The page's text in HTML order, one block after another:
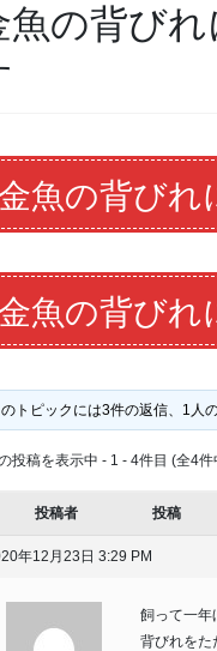
魚の背び
魚の背びれ
魚の背びれ
のトピックには3件の返信、1人
投稿を表示中 - 1 - 4件目 (全4件
投稿者 投稿
年12月23日 3:29 PM
飼って一年
背びれをた